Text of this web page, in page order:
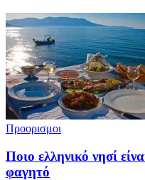
Προορισμοι
Ποιο ελληνικό νησί
φαγητό